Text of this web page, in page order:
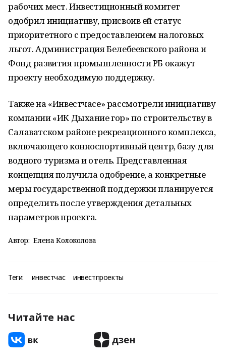
рабочих мест. Инвестиционный комитет
одобрил инициативу, присвоив ей статус
приоритетного с предоставлением налоговых
льгот. Администрация Белебеевского района и
Фонд развития промышленности РБ окажут
проекту необходимую поддержку.
Также на «Инвестчасе» рассмотрели инициативу
компании «ИК Дыхание гор» по строительству в
Салаватском районе рекреационного комплекса,
включающего конноспортивный центр, базу для
водного туризма и отель. Представленная
концепция получила одобрение, а конкретные
меры государственной поддержки планируется
определить после утверждения детальных
параметров проекта.
Автор: Елена Колоколова
Теги: инвестчас инвестпроекты
Читайте нас